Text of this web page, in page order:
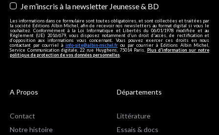
Je m’inscris à la newsletter Jeunesse & BD
Les informations dans ce formulaire sont toutes obligatoires, et sont collectées et traitées par
la société Editions Albin Michel, afin de recevoir nos newsletters au format digital si vous le
souhaitez. Conformément à la Loi Informatique et Libertés du 06/01/1978 modifiée et au
Règlement (UE) 2016/679, vous disposez notamment d'un droit d'accès, de rectification et
d’opposition aux informations vous concernant. Vous pouvez exercer ces droits en nous
contactant par courriel à info-site@albin-michel.fr ou par courrier à Editions Albin Michel,
Service Communication digitale, 22 rue Huyghens, 75014 Paris. Plus d’information sur notre
politique de protection de vos données personnelles
A Propos
Contact
Notre histoire
Départements
Littérature
Essais & docs